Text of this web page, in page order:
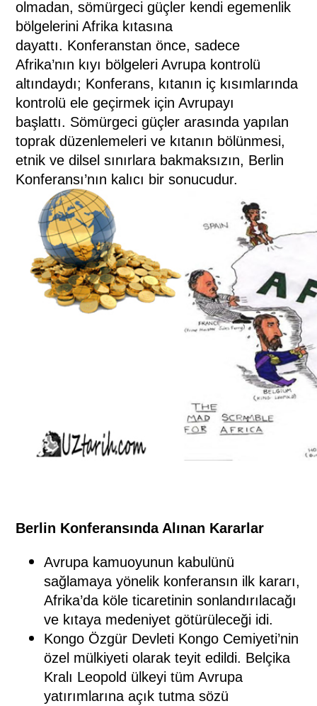
olmadan, sömürgeci güçler kendi egemenlik
bölgelerini Afrika kıtasına
dayattı. Konferanstan önce, sadece
Afrika’nın kıyı bölgeleri Avrupa kontrolü
altındaydı; Konferans, kıtanın iç kısımlarında
kontrolü ele geçirmek için Avrupayı
başlattı. Sömürgeci güçler arasında yapılan
toprak düzenlemeleri ve kıtanın bölünmesi,
etnik ve dilsel sınırlara bakmaksızın, Berlin
Konferansı’nın kalıcı bir sonucudur.
Berlin Konferansında Alınan Kararlar
Avrupa kamuoyunun kabulünü
sağlamaya yönelik konferansın ilk kararı,
Afrika’da köle ticaretinin sonlandırılacağı
ve kıtaya medeniyet götürüleceği idi.
Kongo Özgür Devleti Kongo Cemiyeti’nin
özel mülkiyeti olarak teyit edildi. Belçika
Kralı Leopold ülkeyi tüm Avrupa
yatırımlarına açık tutma sözü